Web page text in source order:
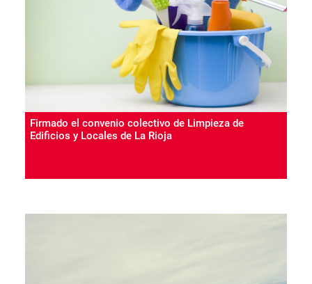
Firmado el convenio colectivo de Limpieza de
Edificios y Locales de La Rioja